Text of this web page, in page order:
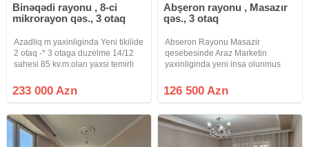
Binəqədi rayonu , 8-ci
mikrorayon qəs., 3 otaq
Azadliq m.yaxinliginda Yeni tikilide
2 otaq -* 3 otaga duzelme 14/12
sahesi 85 kv.m.olan yaxsi temirli
Proyekti var.Binanin heyeti ve
Parkingi var.Butun infrastrukturlar
233 000 Azn
Abşeron rayonu , Masazır
qəs., 3 otaq
Abseron Rayonu Masazir
qesebesinde Araz Marketin
yaxinliginda yeni insa olunmus
kv olan menzil satilir kv 1100 azn
126 500 Azn